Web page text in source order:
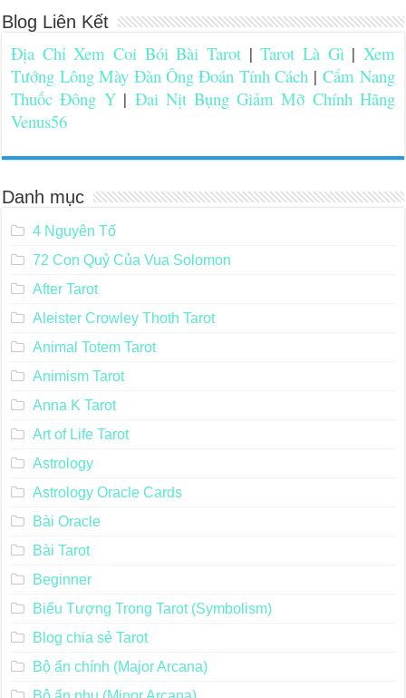
Blog Liên Kết
Địa Chỉ Xem Coi Bói Bài Tarot |Tarot Là Gì| Xem
Tướng Lông Mày Đàn Ông Đoán Tính Cách |Cẩm Nang
Thuốc Đông Y| Đai Nịt Bụng Giảm Mỡ Chính Hãng
Venus56
Danh mục
4 Nguyên Tố
72 Con Quỷ Của Vua Solomon
After Tarot
Aleister Crowley Thoth Tarot
Animal Totem Tarot
Animism Tarot
Anna K Tarot
Art of Life Tarot
Astrology
Astrology Oracle Cards
Bài Oracle
Bài Tarot
Beginner
Biểu Tượng Trong Tarot (Symbolism)
Blog chia sẻ Tarot
Bộ ẩn chính (Major Arcana)